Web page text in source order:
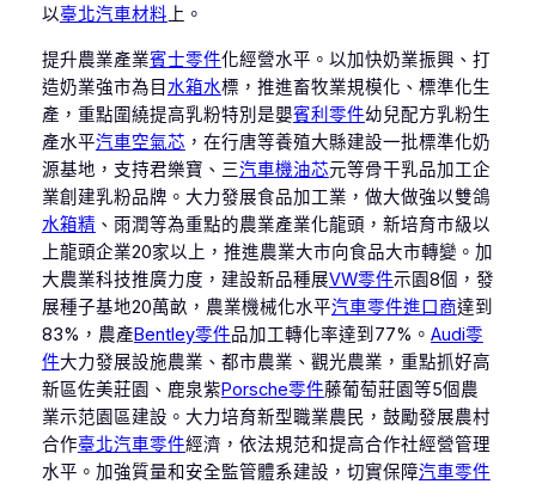
以臺北汽車材料 上。
提升農業產業賓士零件化經營水平。以加快奶業振興、打
造奶業強市為目 水箱水標，推進畜牧業規模化、標準化生
產，重點圍繞提高乳粉特別是嬰賓利零件幼兒配方乳粉生
產水平汽車空氣芯 ，在行唐等養殖大縣建設一批標準化奶
源基地，支持君樂寶、三汽車機油芯元等骨干乳品加工企
業創建乳粉品牌。大力發展食品加工業，做大做強以雙鴿
水箱精 、雨潤等為重點的農業產業化龍頭，新培育市級以
上龍頭企業20家以上，推進農業大市向食品大市轉變。加
大農業科技推廣力度，建設新品種展VW零件示園8個，發
展種子基地20萬畝，農業機械化水平汽車零件進口商達到
83%，農產Bentley零件品加工轉化率達到77%。 Audi零
件大力發展設施農業、都市農業、觀光農業，重點抓好高
新區佐美莊園、鹿泉紫Porsche零件藤葡萄莊園等5個農
業示范園區建設。大力培育新型職業農民，鼓勵發展農村
合作臺北汽車零件經濟，依法規范和提高合作社經營管理
水平。加強質量和安全監管體系建設，切實保障汽車零件